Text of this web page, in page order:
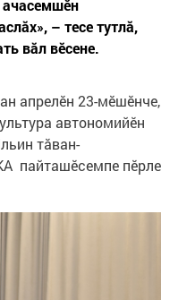
ачасемшӗн
– тесе тутлӑ,
вăл вӗсене.
апрелӗн 23-мӗшӗнче,
автономийӗн
тӑван-
пайташӗсемпе пӗрле